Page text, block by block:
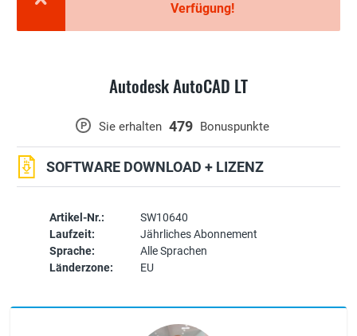
Verfügung!
Autodesk AutoCAD LT
Artikel-Nr.:
SW10640
Laufzeit:
Jährliches Abonnement
Sprache:
Alle Sprachen
Länderzone:
EU
P Sie erhalten 479 Bonuspunkte
SOFTWARE DOWNLOAD + LIZENZ